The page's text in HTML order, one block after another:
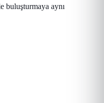
buluşturmaya aynı